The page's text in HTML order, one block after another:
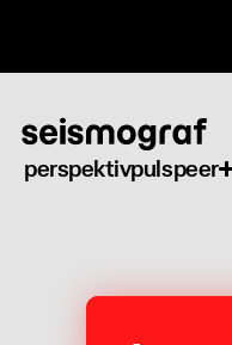
perspektivpulspeer